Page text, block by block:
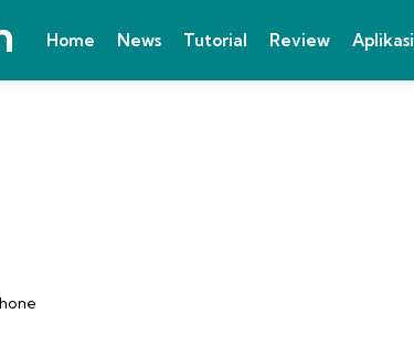
Home News Tutorial Review Aplikasi